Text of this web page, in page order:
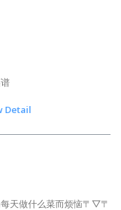
Detail
大全™
每天做什么菜而烦恼〒▽〒